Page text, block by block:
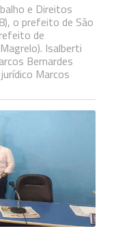
e Direitos
o prefeito de São
de
Isalberti
Bernardes
Marcos